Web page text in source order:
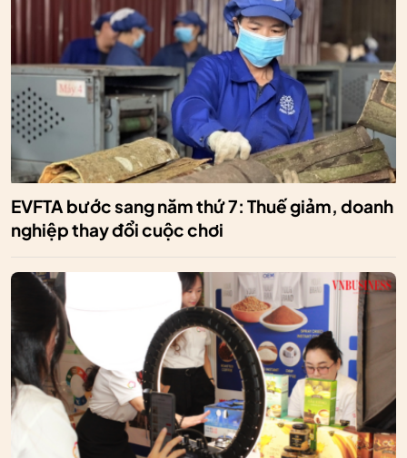
EVFTA bước sang năm thứ 7: Thuế giảm, doanh
nghiệp thay đổi cuộc chơi